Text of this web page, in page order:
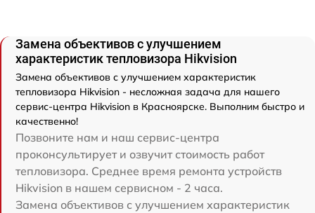
Замена объективов с улучшением
характеристик тепловизора Hikvision
Замена объективов с улучшением характеристик
тепловизора Hikvision - несложная задача для нашего
сервис-центра Hikvision в Красноярске. Выполним быстро и
качественно!
Позвоните нам и наш сервис-центра
проконсультирует и озвучит стоимость работ
тепловизора. Среднее время ремонта устройств
Hikvision в нашем сервисном - 2 часа.
Замена объективов с улучшением характеристик